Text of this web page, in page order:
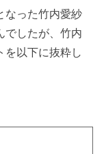
なった竹内愛紗
でしたが、竹内
を以下に抜粋し